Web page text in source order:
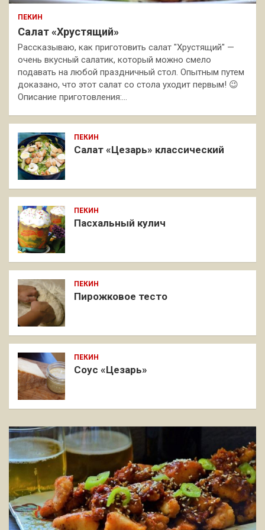
ПЕКИН
Салат «Хрустящий»
Рассказываю, как приготовить салат "Хрустящий" —
очень вкусный салатик, который можно смело
подавать на любой праздничный стол. Опытным путем
доказано, что этот салат со стола уходит первым! 😉
Описание приготовления:…
ПЕКИН
Салат «Цезарь» классический
ПЕКИН
Пасхальный кулич
ПЕКИН
Пирожковое тесто
ПЕКИН
Соус «Цезарь»